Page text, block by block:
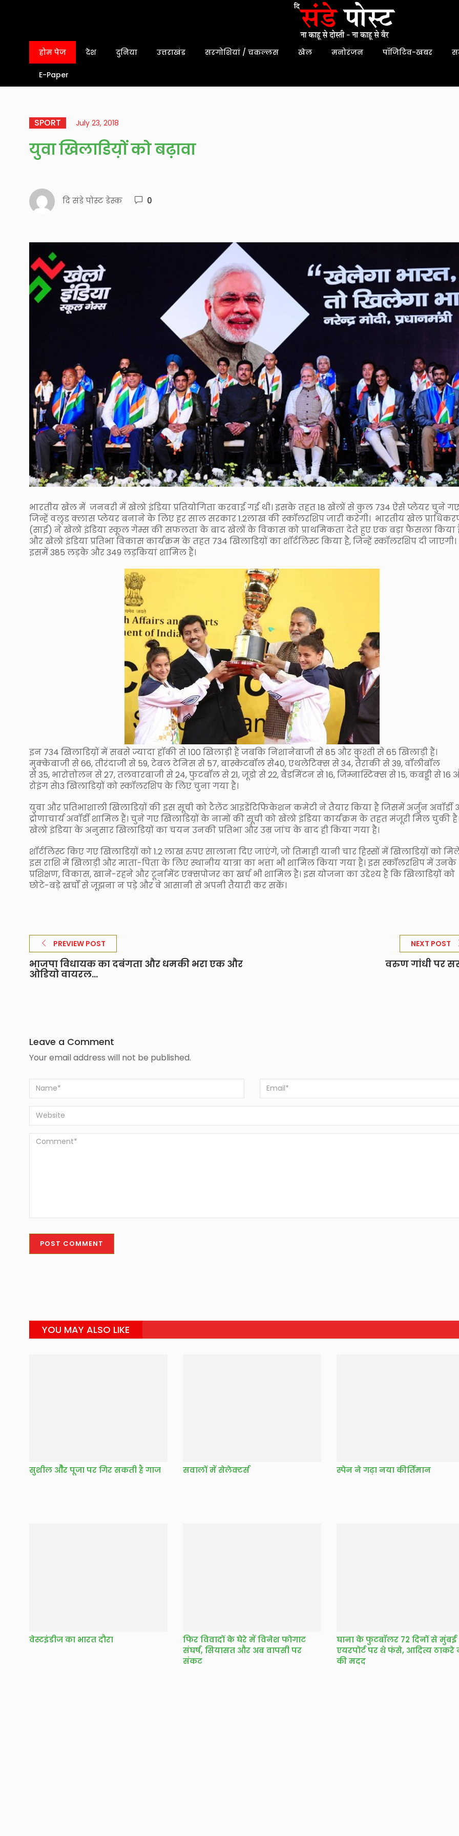
होम पेज देश दुनिया उत्तराखंड सरगोशियां / चकल्लस खेल मनोरंजन पॉजिटिव-खबर
E-Paper
SPORT July 23, 2018
युवा खिलाडिय़ों को बढ़ावा
दि संडे पोस्ट डेस्क 0
भारतीय खेल में जनवरी में खेलो इंडिया प्रतियोगिता करवाई गई थी। इसके तहत 18 खेलों से कुल 734 ऐसे प्लेयर चुने
जिन्हें वल्र्ड क्लास प्लेयर बनाने के लिए हर साल सरकार 1.2लाख की स्कॉलरशिप जारी करेगी। भारतीय खेल
(साई) ने खेलो इंडिया स्कूल गेम्स की सफलता के बाद खेलों के विकास को प्राथमिकता देते हुए एक बड़ा फैसला किया
और खेलो इंडिया प्रतिभा विकास कार्यक्रम के तहत 734 खिलाडिय़ों का शॉर्टलिस्ट किया है, जिन्हें स्कॉलरशिप दी जाएगी।
इसमें 385 लड़के और 349 लड़कियां शामिल हैं।
इन 734 खिलाडिय़ों में सबसे ज्यादा हॉकी से 100 खिलाड़ी हैं जबकि निशानेबाजी से 85 और कुश्ती से 65 खिलाड़ी हैं।
मुक्केबाजी से 66, तीरंदाजी से 59, टेबल टेनिस से 57, बास्केटबॉल से40, एथलेटिक्स से 34, तैराकी से 39, वॉलीबॉल
से 35, भारोत्तोलन से 27, तलवारबाजी से 24, फुटबॉल से 21, जूडो से 22, बैडमिंटन से 16, जिम्नास्टिक्स से 15, कबड्डी से 16
रोइंग से13 खिलाडिय़ों को स्कॉलरशिप के लिए चुना गया है।
युवा और प्रतिभाशाली खिलाडिय़ों की इस सूची को टैलेंट आइडेंटिफिकेशन कमेटी ने तैयार किया है जिसमें अर्जुन अवॉर्डी
द्रोणाचार्य अवॉर्डी शामिल हैं। चुने गए खिलाडिय़ों के नामों की सूची को खेलो इंडिया कार्यक्रम के तहत मंजूरी मिल चुकी
खेलो इंडिया के अनुसार खिलाडिय़ों का चयन उनकी प्रतिभा और उम्र जांच के बाद ही किया गया है।
शॉर्टलिस्ट किए गए खिलाडिय़ों को 1.2 लाख रुपए सालाना दिए जाएंगे, जो तिमाही यानी चार हिस्सों में खिलाडिय़ों को
इस राशि में खिलाड़ी और माता-पिता के लिए स्थानीय यात्रा का भत्ता भी शामिल किया गया है। इस स्कॉलरशिप में उनके
प्रशिक्षण, विकास, खाने-रहने और टूर्नामेंट एक्सपोजर का खर्च भी शामिल है। इस योजना का उद्देश्य है कि खिलाडिय़ों को
छोटे-बड़े खर्चों से जूझना न पड़े और वे आसानी से अपनी तैयारी कर सकें।
PREVIEW POST
भाजपा विधायक का दबंगता और धमकी भरा एक और
ओडियो वायरल...
NEXT POST
वरुण गांधी पर
Leave a Comment
Your email address will not be published.
YOU MAY ALSO LIKE
सुशील औैर पूजा पर गिर सकती है गाज सवालों में सेलेक्टर्स स्पेन ने गढ़ा नया कीर्तिमान
वेस्टइंडीज का भारत दौरा
फिर विवादों के घेरे में विनेश फोगाट
संघर्ष, सियासत और अब वापसी पर
संकट
घाना के फुटबॉलर 72 दिनों से मुंबई
एयरपोर्ट पर थे फंसे, आदित्य ठाकरे
की मदद